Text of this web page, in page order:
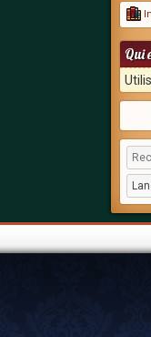
Qui